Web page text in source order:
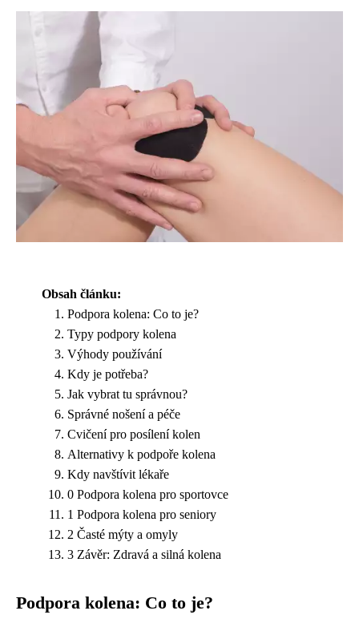
Obsah článku:
Podpora kolena: Co to je?
Typy podpory kolena
Výhody používání
Kdy je potřeba?
Jak vybrat tu správnou?
Správné nošení a péče
Cvičení pro posílení kolen
Alternativy k podpoře kolena
Kdy navštívit lékaře
0 Podpora kolena pro sportovce
1 Podpora kolena pro seniory
2 Časté mýty a omyly
3 Závěr: Zdravá a silná kolena
Podpora kolena: Co to je?